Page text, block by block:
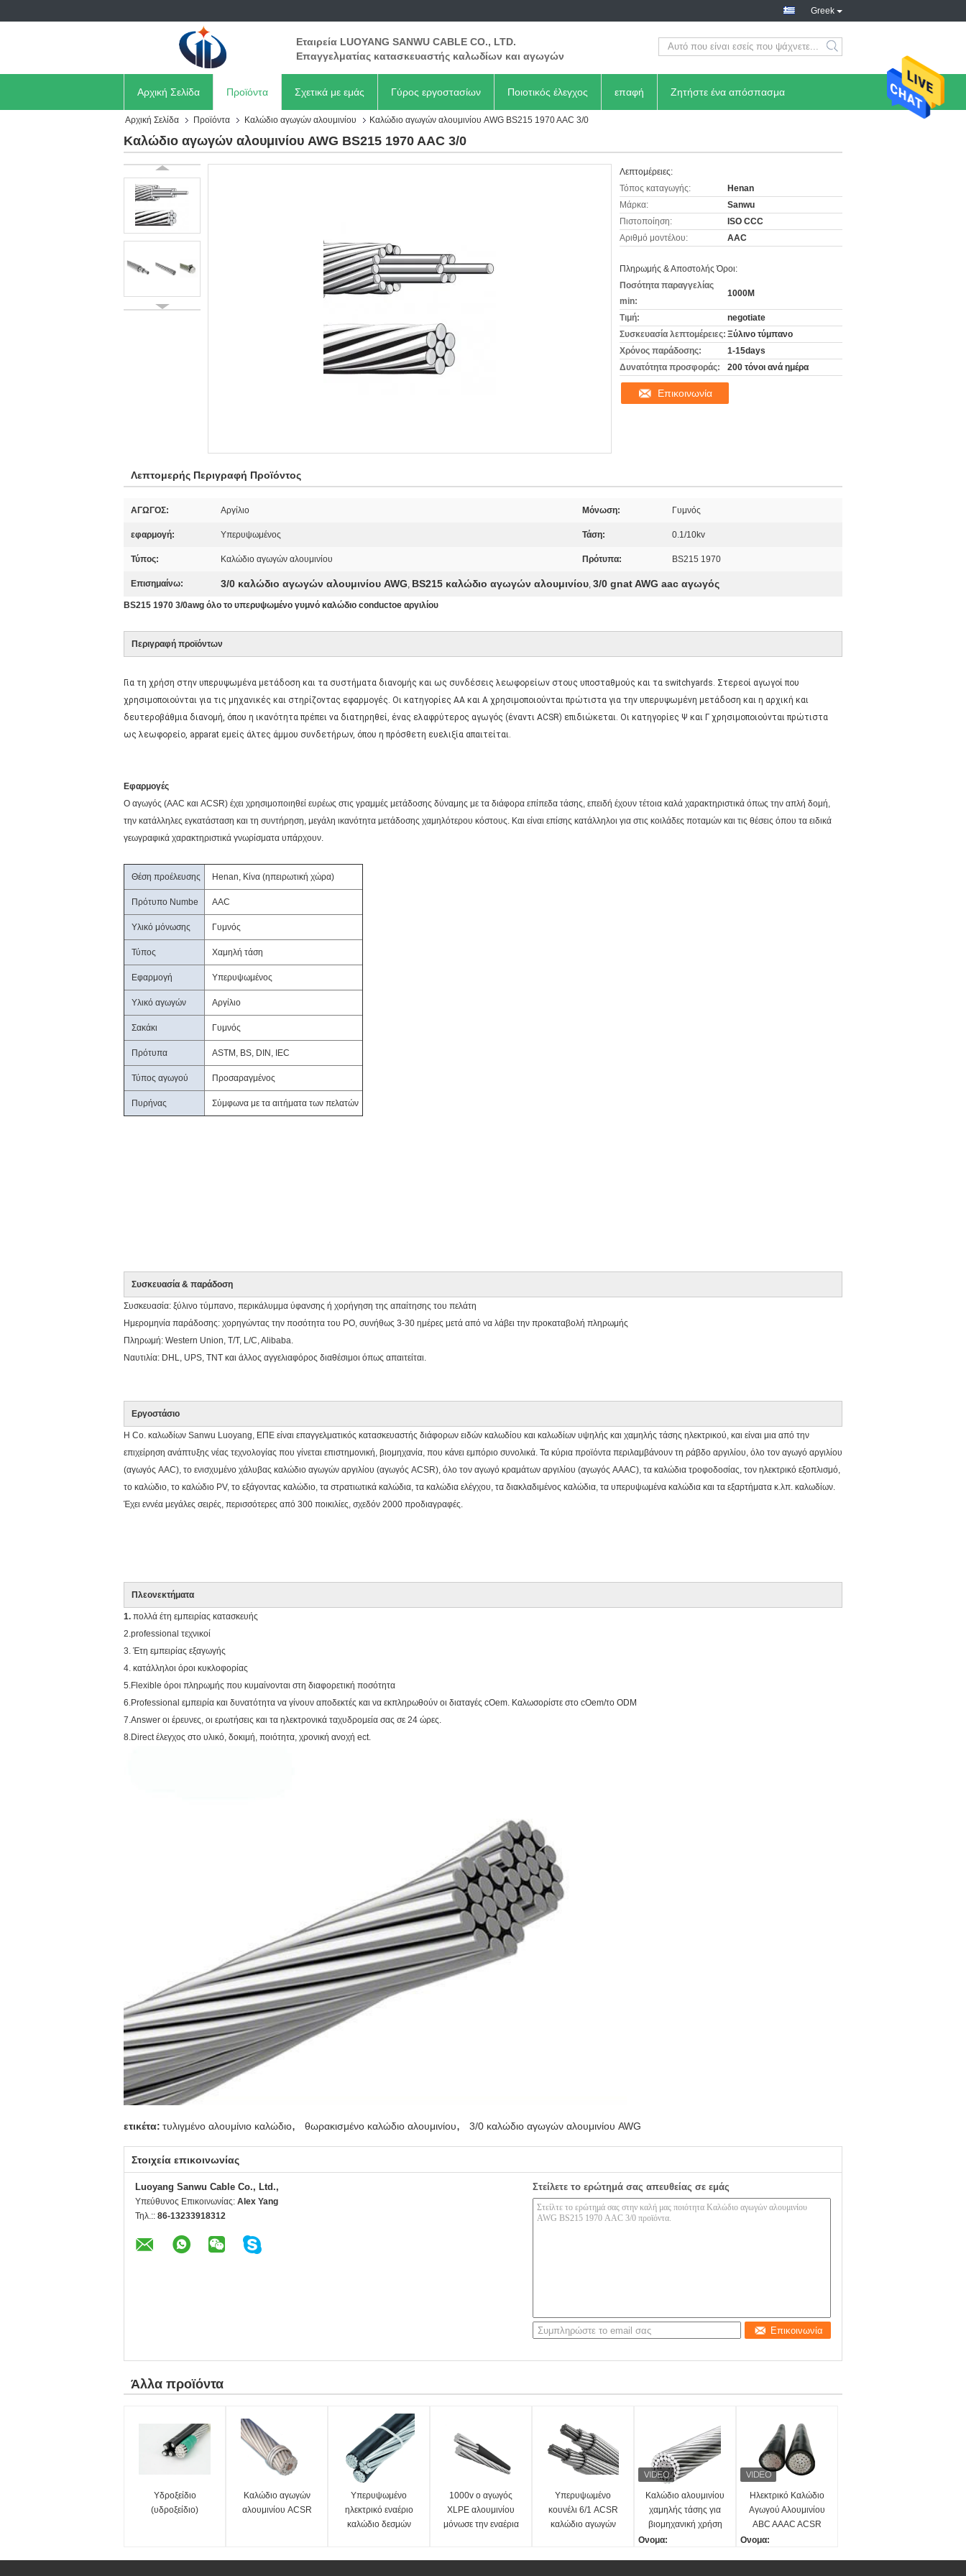
Greek
Εταιρεία LUOYANG SANWU CABLE CO., LTD.
Επαγγελματίας κατασκευαστής καλωδίων και αγωγών
Αρχική Σελίδα Προϊόντα Σχετικά με εμάς Γύρος εργοστασίων Ποιοτικός έλεγχος επαφή Ζητήστε ένα απόσπασμα
Αρχική Σελίδα Προϊόντα Καλώδιο αγωγών αλουμινίου Καλώδιο αγωγών αλουμινίου AWG BS215 1970 AAC 3/0
Καλώδιο αγωγών αλουμινίου AWG BS215 1970 AAC 3/0
Λεπτομέρειες:
Τόπος καταγωγής:
Henan
Μάρκα:
Sanwu
Πιστοποίηση:
ISO CCC
Αριθμό μοντέλου:
AAC
Πληρωμής & Αποστολής Όροι:
Ποσότητα παραγγελίας
min:
1000M
Τιμή:
negotiate
Συσκευασία λεπτομέρειες: Ξύλινο τύμπανο
Χρόνος παράδοσης:
1-15days
Δυνατότητα προσφοράς:
200 τόνοι ανά ημέρα
Επικοινωνία
Λεπτομερής Περιγραφή Προϊόντος
ΑΓΩΓΟΣ: Αργίλιο Μόνωση: Γυμνός
εφαρμογή: Υπερυψωμένος Τάση: 0.1/10kv
Τύπος: Καλώδιο αγωγών αλουμινίου Πρότυπα: BS215 1970
Επισημαίνω: 3/0 καλώδιο αγωγών αλουμινίου AWG, BS215 καλώδιο αγωγών αλουμινίου, 3/0 gnat AWG aac αγωγός
BS215 1970 3/0awg όλο το υπερυψωμένο γυμνό καλώδιο conductoe αργιλίου
Περιγραφή προϊόντων
Για τη χρήση στην υπερυψωμένα μετάδοση και τα συστήματα διανομής και ως συνδέσεις λεωφορείων στους υποσταθμούς και τα switchyards. Στερεοί αγωγοί που
χρησιμοποιούνται για τις μηχανικές και στηρίζοντας εφαρμογές. Οι κατηγορίες AA και Α χρησιμοποιούνται πρώτιστα για την υπερυψωμένη μετάδοση και η αρχική και
δευτεροβάθμια διανομή, όπου η ικανότητα πρέπει να διατηρηθεί, ένας ελαφρύτερος αγωγός (έναντι ACSR) επιδιώκεται. Οι κατηγορίες Ψ και Γ χρησιμοποιούνται πρώτιστα
ως λεωφορείο, apparat εμείς άλτες άμμου συνδετήρων, όπου η πρόσθετη ευελιξία απαιτείται.
Εφαρμογές
Ο αγωγός (AAC και ACSR) έχει χρησιμοποιηθεί ευρέως στις γραμμές μετάδοσης δύναμης με τα διάφορα επίπεδα τάσης, επειδή έχουν τέτοια καλά χαρακτηριστικά όπως την απλή δομή,
την κατάλληλες εγκατάσταση και τη συντήρηση, μεγάλη ικανότητα μετάδοσης χαμηλότερου κόστους. Και είναι επίσης κατάλληλοι για στις κοιλάδες ποταμών και τις θέσεις όπου τα ειδικά
γεωγραφικά χαρακτηριστικά γνωρίσματα υπάρχουν.
Θέση προέλευσης Henan, Κίνα (ηπειρωτική χώρα)
Πρότυπο Numbe AAC
Υλικό μόνωσης Γυμνός
Τύπος Χαμηλή τάση
Εφαρμογή Υπερυψωμένος
Υλικό αγωγών Αργίλιο
Σακάκι Γυμνός
Πρότυπα ASTM, BS, DIN, IEC
Τύπος αγωγού Προσαραγμένος
Πυρήνας Σύμφωνα με τα αιτήματα των πελατών
Συσκευασία & παράδοση
Συσκευασία: ξύλινο τύμπανο, περικάλυμμα ύφανσης ή χορήγηση της απαίτησης του πελάτη
Ημερομηνία παράδοσης: χορηγώντας την ποσότητα του PO, συνήθως 3-30 ημέρες μετά από να λάβει την προκαταβολή πληρωμής
Πληρωμή: Western Union, T/T, L/C, Alibaba.
Ναυτιλία: DHL, UPS, TNT και άλλος αγγελιαφόρος διαθέσιμοι όπως απαιτείται.
Εργοστάσιο
Η Co. καλωδίων Sanwu Luoyang, ΕΠΕ είναι επαγγελματικός κατασκευαστής διάφορων ειδών καλωδίου και καλωδίων υψηλής και χαμηλής τάσης ηλεκτρικού, και είναι μια από την
επιχείρηση ανάπτυξης νέας τεχνολογίας που γίνεται επιστημονική, βιομηχανία, που κάνει εμπόριο συνολικά. Τα κύρια προϊόντα περιλαμβάνουν τη ράβδο αργιλίου, όλο τον αγωγό αργιλίου
(αγωγός AAC), το ενισχυμένο χάλυβας καλώδιο αγωγών αργιλίου (αγωγός ACSR), όλο τον αγωγό κραμάτων αργιλίου (αγωγός AAAC), τα καλώδια τροφοδοσίας, τον ηλεκτρικό εξοπλισμό,
το καλώδιο, το καλώδιο PV, το εξάγοντας καλώδιο, τα στρατιωτικά καλώδια, τα καλώδια ελέγχου, τα διακλαδιμένος καλώδια, τα υπερυψωμένα καλώδια και τα εξαρτήματα κ.λπ. καλωδίων.
Έχει εννέα μεγάλες σειρές, περισσότερες από 300 ποικιλίες, σχεδόν 2000 προδιαγραφές.
Πλεονεκτήματα
1. πολλά έτη εμπειρίας κατασκευής
2.professional τεχνικοί
3. Έτη εμπειρίας εξαγωγής
4. κατάλληλοι όροι κυκλοφορίας
5.Flexible όροι πληρωμής που κυμαίνονται στη διαφορετική ποσότητα
6.Professional εμπειρία και δυνατότητα να γίνουν αποδεκτές και να εκπληρωθούν οι διαταγές cOem. Καλωσορίστε στο cOem/το ODM
7.Answer οι έρευνες, οι ερωτήσεις και τα ηλεκτρονικά ταχυδρομεία σας σε 24 ώρες.
8.Direct έλεγχος στο υλικό, δοκιμή, ποιότητα, χρονική ανοχή ect.
ετικέτα: τυλιγμένο αλουμίνιο καλώδιο, θωρακισμένο καλώδιο αλουμινίου, 3/0 καλώδιο αγωγών αλουμινίου AWG
Στοιχεία επικοινωνίας
Luoyang Sanwu Cable Co., Ltd.,
Υπεύθυνος Επικοινωνίας: Alex Yang
Τηλ.:: 86-13233918312
Στείλετε το ερώτημά σας απευθείας σε εμάς
Επικοινωνία
Άλλα προϊόντα
Υδροξείδιο
(υδροξείδιο)
Καλώδιο αγωγών
αλουμινίου ACSR
Υπερυψωμένο
ηλεκτρικό εναέριο
καλώδιο δεσμών
1000v ο αγωγός
XLPE αλουμινίου
μόνωσε την εναέρια
Υπερυψωμένο
κουνέλι 6/1 ACSR
καλώδιο αγωγών
Καλώδιο αλουμινίου
χαμηλής τάσης για
βιομηχανική χρήση
Ονομα:
Ηλεκτρικό Καλώδιο
Αγωγού Αλουμινίου
ABC AAAC ACSR
Αγωγός Μόνωση
Ονομα: